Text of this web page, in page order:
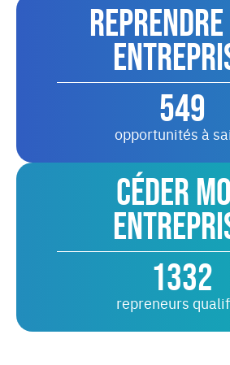
549
opportunités à
Céder
1332
repreneurs